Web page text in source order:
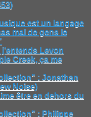
est un langage
mal de gens le
Levon
Creek, ça me
: Jonathan
Noise)
être en dehors du
: Philippe